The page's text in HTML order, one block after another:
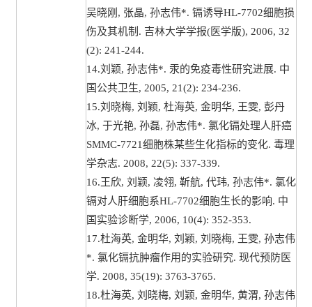
吴晓刚, 张晶, 孙志伟*. 镉诱导HL-7702细胞损
伤及其机制. 吉林大学学报(医学版), 2006, 32
(2): 241-244.
14.刘颖, 孙志伟*. 汞的免疫毒性研究进展. 中
国公共卫生, 2005, 21(2): 234-236.
15.刘晓梅, 刘颖, 杜海英, 金明华, 王雯, 彭丹
冰, 于光艳, 孙磊, 孙志伟*. 氯化镉处理人肝癌
SMMC-7721细胞株某些生化指标的变化. 毒理
学杂志. 2008, 22(5): 337-339.
16.王欣, 刘颖, 凌翎, 靳航, 代玮, 孙志伟*. 氯化
镉对人肝细胞系HL-7702细胞生长的影响. 中
国实验诊断学, 2006, 10(4): 352-353.
17.杜海英, 金明华, 刘颖, 刘晓梅, 王雯, 孙志伟
*. 氯化镉抗肿瘤作用的实验研究. 现代预防医
学. 2008, 35(19): 3763-3765.
18.杜海英, 刘晓梅, 刘颖, 金明华, 黄渭, 孙志伟